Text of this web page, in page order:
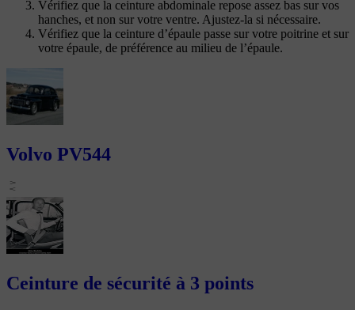
Vérifiez que la ceinture abdominale repose assez bas sur vos
hanches, et non sur votre ventre. Ajustez-la si nécessaire.
Vérifiez que la ceinture d’épaule passe sur votre poitrine et sur
votre épaule, de préférence au milieu de l’épaule.
Volvo PV544
Ceinture de sécurité à 3 points